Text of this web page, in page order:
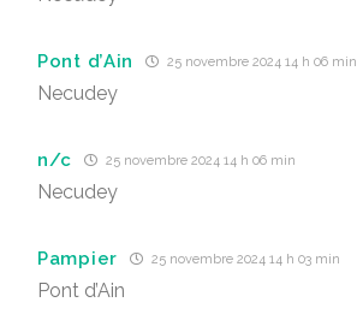
Pont d’Ain 25 novembre 2024 14 h 06 min
Necudey
n/c 25 novembre 2024 14 h 06 min
Necudey
Pampier 25 novembre 2024 14 h 03 min
Pont d’Ain